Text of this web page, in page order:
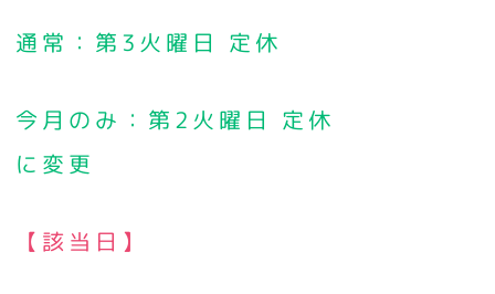
通常：第3火曜日 定休
今月のみ：第2火曜日 定休
に変更
【該当日】